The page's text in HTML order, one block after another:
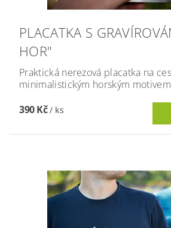
PLACATKA S
HOR"
Praktická nerezová placatka na
minimalistickým horským
390 Kč/ ks